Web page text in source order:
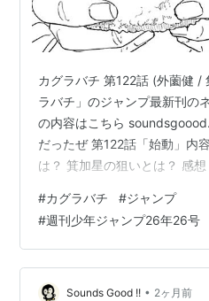
カグラバチ 第122話 (外薗健 /
ラバチ」のジャンプ最新刊の
の内容はこちら
だったぜ 第122話「始動」内
は？ 箕加星の狙いとは？ 感
国重は？ 瓜田が握ったおにぎ
んな国重は瓜田に対して「あ
目ばっか書いてただろ」と話
な奴は試行錯誤の末に嘘を見
バチ 第122話 (外薗健 / 集英社
#カグラバチ #ジャンプ
#週刊少年ジャンプ26年26号
Sounds Good !! • 2ヶ月前